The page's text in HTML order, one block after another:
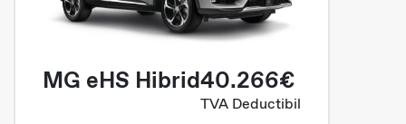
MG eHS Hibrid40.266€
TVA Deductibil